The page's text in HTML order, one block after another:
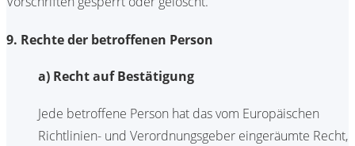
9. Rechte der betroffenen Person
a) Recht auf Bestätigung
Jede betroffene Person hat das vom Europäischen
Richtlinien- und Verordnungsgeber eingeräumte Recht,